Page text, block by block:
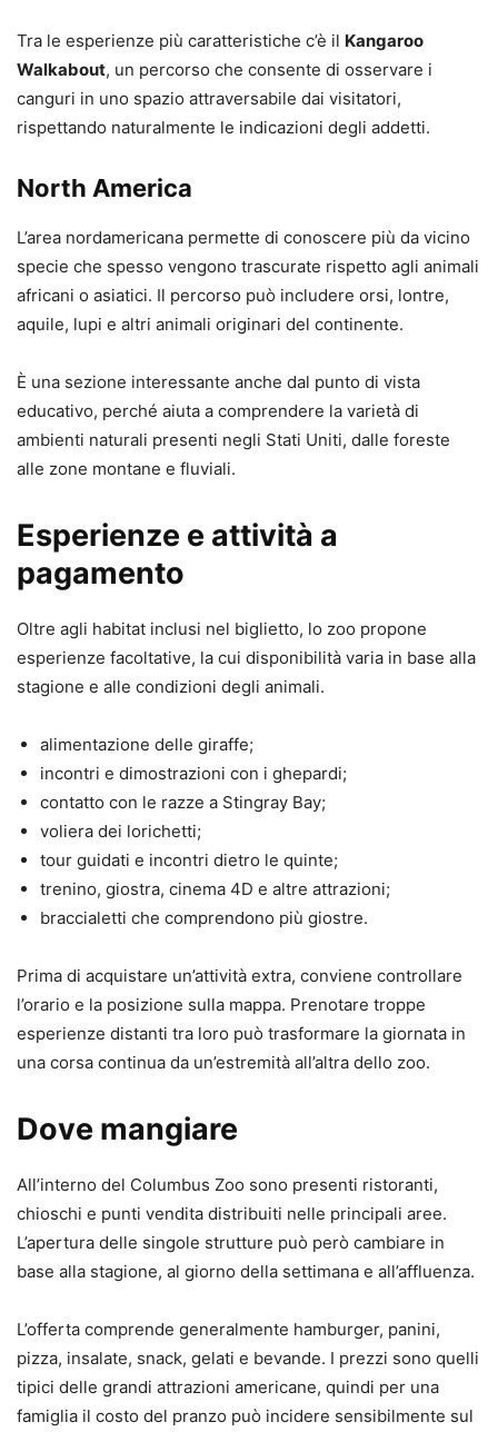
Tra le esperienze più caratteristiche c’è il Kangaroo
Walkabout, un percorso che consente di osservare i
canguri in uno spazio attraversabile dai visitatori,
rispettando naturalmente le indicazioni degli addetti.
North America
L’area nordamericana permette di conoscere più da vicino
specie che spesso vengono trascurate rispetto agli animali
africani o asiatici. Il percorso può includere orsi, lontre,
aquile, lupi e altri animali originari del continente.
È una sezione interessante anche dal punto di vista
educativo, perché aiuta a comprendere la varietà di
ambienti naturali presenti negli Stati Uniti, dalle foreste
alle zone montane e fluviali.
Esperienze e attività a
pagamento
Oltre agli habitat inclusi nel biglietto, lo zoo propone
esperienze facoltative, la cui disponibilità varia in base alla
stagione e alle condizioni degli animali.
alimentazione delle giraffe;
incontri e dimostrazioni con i ghepardi;
contatto con le razze a Stingray Bay;
voliera dei lorichetti;
tour guidati e incontri dietro le quinte;
trenino, giostra, cinema 4D e altre attrazioni;
braccialetti che comprendono più giostre.
Prima di acquistare un’attività extra, conviene controllare
l’orario e la posizione sulla mappa. Prenotare troppe
esperienze distanti tra loro può trasformare la giornata in
una corsa continua da un’estremità all’altra dello zoo.
Dove mangiare
All’interno del Columbus Zoo sono presenti ristoranti,
chioschi e punti vendita distribuiti nelle principali aree.
L’apertura delle singole strutture può però cambiare in
base alla stagione, al giorno della settimana e all’affluenza.
L’offerta comprende generalmente hamburger, panini,
pizza, insalate, snack, gelati e bevande. I prezzi sono quelli
tipici delle grandi attrazioni americane, quindi per una
famiglia il costo del pranzo può incidere sensibilmente sul